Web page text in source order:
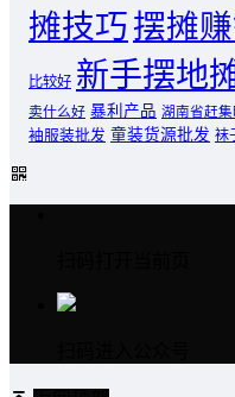
摊技巧摆摊
比较好 新手摆地
卖什么好 暴利产品 湖南省赶集
袖服装批发 童装货源批发 袜